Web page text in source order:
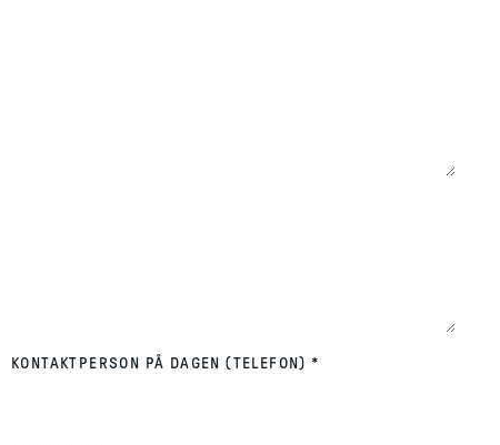
KONTAKTPERSON PÅ DAGEN (TELEFON) *